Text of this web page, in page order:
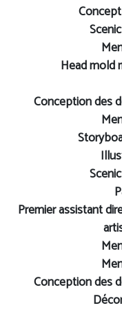
Head mold
Conception des
Premier assistant
Conception des